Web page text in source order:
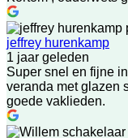
jeffrey hurenkamp
1 jaar geleden
Super snel en fijne
veranda met glazen
goede vaklieden.